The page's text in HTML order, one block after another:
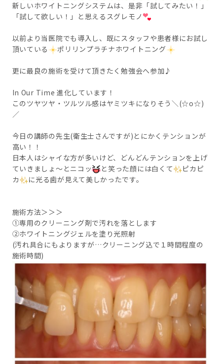
新しいホワイトニングシステムは、是非「試してみたい！」
「試して欲しい！」と思えるスグレモノ
以前より当医院でも導入し、既にスタッフや患者様にお試し
頂いている
ポリリンプラチナホワイトニング
更に最良の施術を受けて頂きたく勉強会へ参加♪
In Our Time 進化しています！
このツヤツヤ・ツルツル感はヤミツキになりそう＼(☆o☆)
／
今日の講師の先生(衛生士さんですが)とにかくテンションが
高い！！
日本人はシャイな方が多いけど、どんどんテンションを上げ
ていきましょ～とニコッ
と笑った顔には白くて
ピカピ
カ
に光る歯が見えて美しかったです。
施術方法＞＞＞
①専用のクリーニング剤で汚れを落とします
②ホワイトニングジェルを塗り光照射
(汚れ具合にもよりますが…クリーニング込で１時間程度の
施術時間)